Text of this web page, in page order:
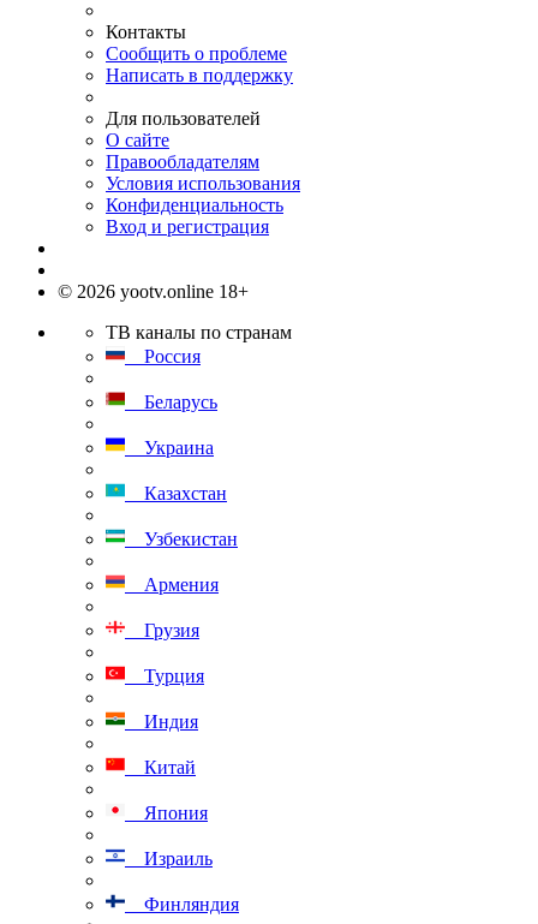
Контакты
Сообщить о проблеме
Написать в поддержку
Для пользователей
О сайте
Правообладателям
Условия использования
Конфиденциальность
Вход и регистрация
© 2026 yootv.online 18+
ТВ каналы по странам
Россия
Беларусь
Украина
Казахстан
Узбекистан
Армения
Грузия
Турция
Индия
Китай
Япония
Израиль
Финляндия